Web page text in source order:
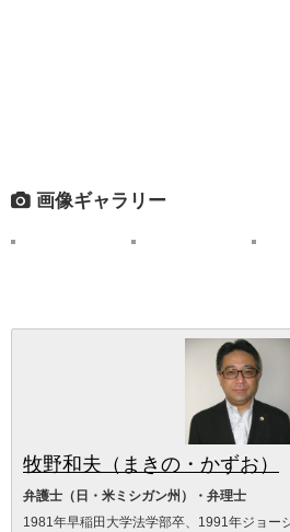
画像ギャラリー
牧野和夫（まきの・かずお）
弁護士（日・米ミシガン州）・弁理士
1981年早稲田大学法学部卒、1991年ジョー